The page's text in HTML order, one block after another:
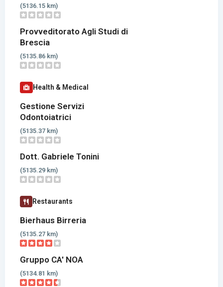
(5136.15 km)
Provveditorato Agli Studi di
Brescia
(5135.86 km)
Health & Medical
Gestione Servizi
Odontoiatrici
(5135.37 km)
Dott. Gabriele Tonini
(5135.29 km)
Restaurants
Bierhaus Birreria
(5135.27 km)
Gruppo CA' NOA
(5134.81 km)